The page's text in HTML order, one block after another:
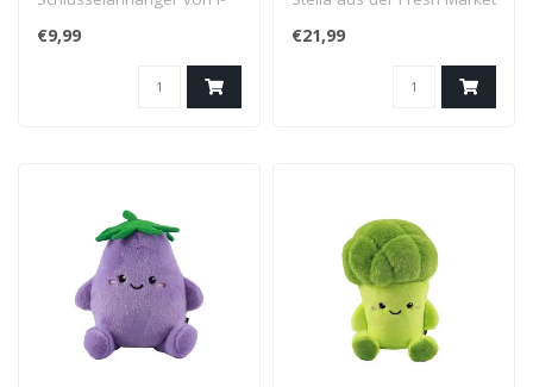
total bringen frischen Wind
in Ihren ..
€9,99
Collection von i-total verle..
€21,99